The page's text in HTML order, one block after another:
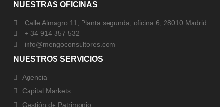
NUESTRAS OFICINAS
Calle Almagro 11, Planta segunda, oficina 6, 28010 Madrid
+ 34 914 357 532
info@mengoconsultores.com
NUESTROS SERVICIOS
Agencia
Capital Markets
Gestión de Patrimonio